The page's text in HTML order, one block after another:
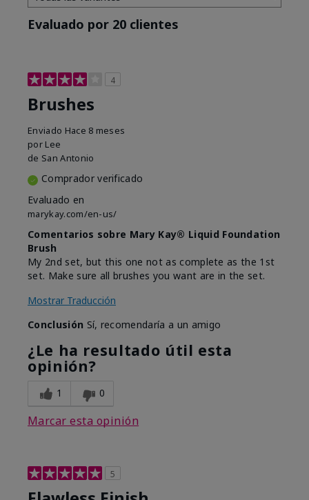
Evaluado por 20 clientes
4
Brushes
Enviado Hace 8 meses
por Lee
de San Antonio
Comprador verificado
Evaluado en
marykay.com/en-us/
Comentarios sobre Mary Kay® Liquid Foundation
Brush
My 2nd set, but this one not as complete as the 1st
set. Make sure all brushes you want are in the set.
Mostrar Traducción
Conclusión Sí, recomendaría a un amigo
¿Le ha resultado útil esta
opinión?
1 0
Marcar esta opinión
5